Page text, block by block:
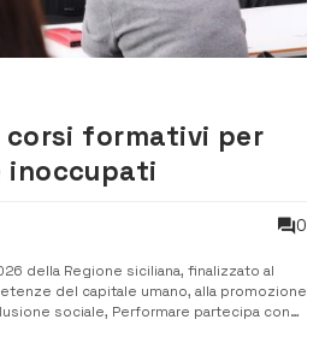
corsi formativi per
inoccupati
0
della Regione siciliana, finalizzato al
del capitale umano, alla promozione
sociale, Performare partecipa con